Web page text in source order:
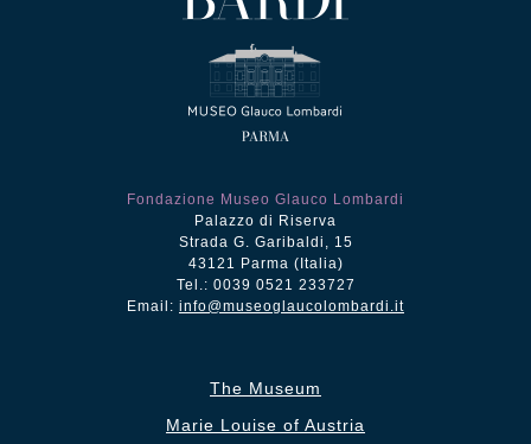
Fondazione Museo Glauco Lombardi
Palazzo di Riserva
Strada G. Garibaldi, 15
43121 Parma (Italia)
Tel.: 0039 0521 233727
Email: info@museoglaucolombardi.it
The Museum
Marie Louise of Austria